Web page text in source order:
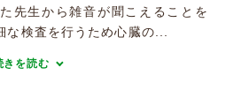
先生から雑音が聞こえることを
検査を行うため心臓の...
きを読む